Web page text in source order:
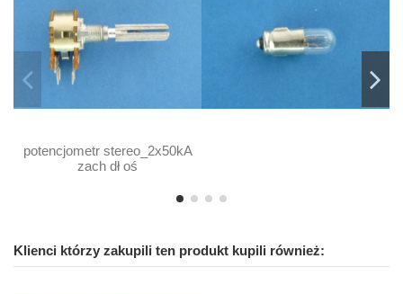
potencjometr stereo_2x50kA
zach dł oś
Klienci którzy zakupili ten produkt kupili również: